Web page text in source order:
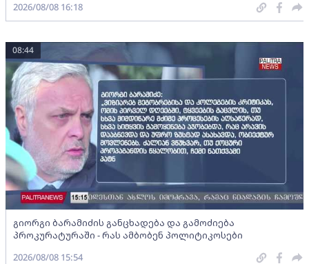
2026/08/08 16:18
გიორგი ბარამიძის განცხადება და გამოძიება
პროკურატურაში - რას ამბობენ პოლიტიკოსები
08:44
2026/08/08 15:54